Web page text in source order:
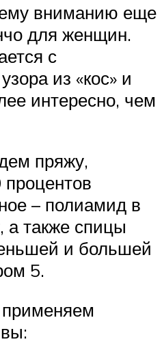
вниманию еще
для женщин.
с
из «кос» и
интересно, чем
пряжу,
– полиамид в
а также спицы
и большей
5.